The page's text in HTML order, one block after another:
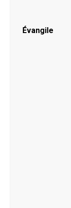
Évangile